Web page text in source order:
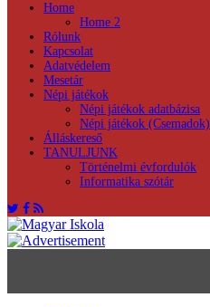
Home
Home 2
Rólunk
Kapcsolat
Adatvédelem
Mesetár
Népi játékok
Népi játékok adatbázisa
Népi játékok (Csemadok)
Álláskereső
TANULJUNK
Történelmi évfordulók
Informatika szótár